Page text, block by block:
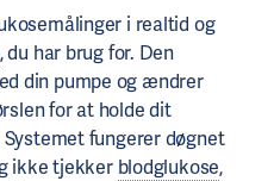
i realtid og
, du har brug for. Den
din pumpe og ændrer
for at holde dit
fungerer døgnet
ikke tjekker blodglukose,